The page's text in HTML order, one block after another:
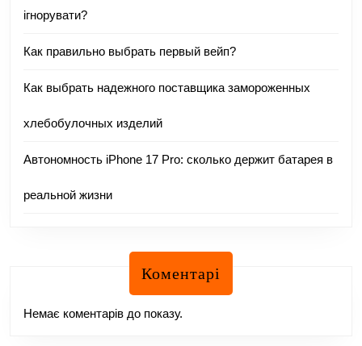
ігнорувати?
Как правильно выбрать первый вейп?
Как выбрать надежного поставщика замороженных
хлебобулочных изделий
Автономность iPhone 17 Pro: сколько держит батарея в
реальной жизни
Коментарі
Немає коментарів до показу.